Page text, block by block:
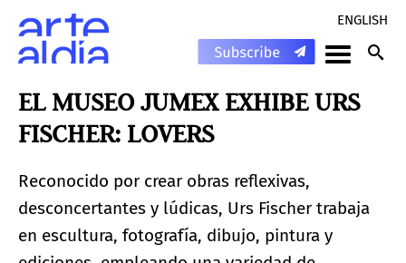
ENGLISH
EL MUSEO JUMEX EXHIBE URS
FISCHER: LOVERS
Reconocido por crear obras reflexivas,
desconcertantes y lúdicas, Urs Fischer trabaja
en escultura, fotografía, dibujo, pintura y